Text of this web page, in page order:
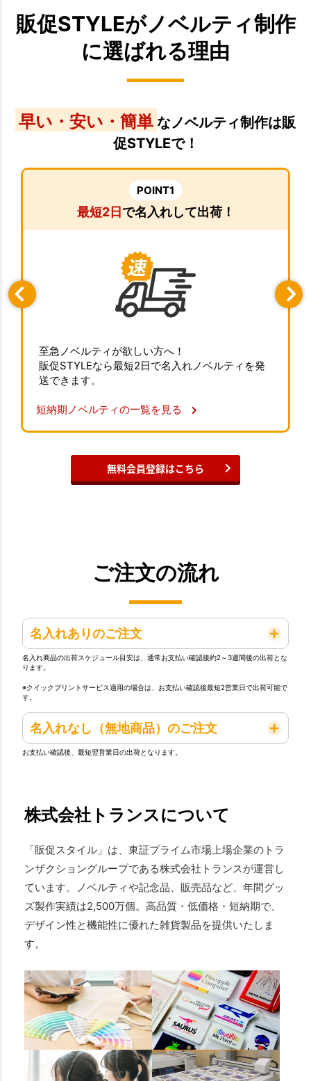
販促STYLEがノベルティ制作
に選ばれる理由
早い・安い・簡単 なノベルティ制作は販
促STYLEで！
POINT1
最短2日で名入れして出荷！
至急ノベルティが欲しい方へ！
販促STYLEなら最短2日で名入れノベルティを発
送できます。
短納期ノベルティの一覧を見る
無料会員登録はこちら
ご注文の流れ
名入れありのご注文
名入れ商品の出荷スケジュール目安は、通常お支払い確認後約2～3週間後の出荷とな
ります。
※クイックプリントサービス適用の場合は、お支払い確認後最短2営業日で出荷可能で
す。
名入れなし（無地商品）のご注文
お支払い確認後、最短翌営業日の出荷となります。
株式会社トランスについて
「販促スタイル」は、東証プライム市場上場企業のトラ
ンザクショングループである株式会社トランスが運営し
ています。ノベルティや記念品、販売品など、年間グッ
ズ製作実績は2,500万個。高品質・低価格・短納期で、
デザイン性と機能性に優れた雑貨製品を提供いたしま
す。